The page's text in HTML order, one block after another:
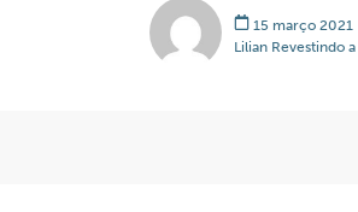
15 março 2021
Lilian Revestindo a